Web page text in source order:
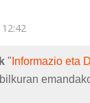
" Informazio eta